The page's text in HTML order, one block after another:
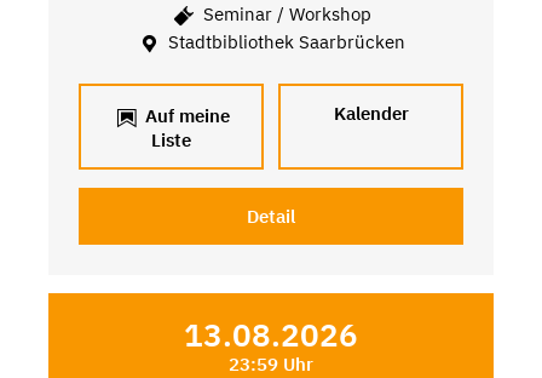
Seminar / Workshop
Stadtbibliothek Saarbrücken
Auf meine
Liste
Kalender
Detail
13.08.2026
23:59 Uhr